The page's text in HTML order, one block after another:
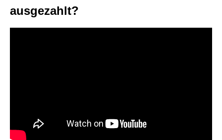
ausgezahlt?